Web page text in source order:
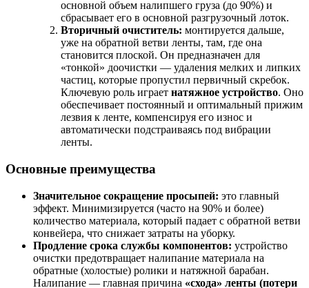
основной объем налипшего груза (до 90%) и
сбрасывает его в основной разгрузочный лоток.
Вторичный очиститель: монтируется дальше,
уже на обратной ветви ленты, там, где она
становится плоской. Он предназначен для
«тонкой» доочистки — удаления мелких и липких
частиц, которые пропустил первичный скребок.
Ключевую роль играет натяжное устройство. Оно
обеспечивает постоянный и оптимальный прижим
лезвия к ленте, компенсируя его износ и
автоматически подстраиваясь под вибрации
ленты.
Основные преимущества
Значительное сокращение просыпей: это главный
эффект. Минимизируется (часто на 90% и более)
количество материала, который падает с обратной ветви
конвейера, что снижает затраты на уборку.
Продление срока службы компонентов: устройство
очистки предотвращает налипание материала на
обратные (холостые) ролики и натяжной барабан.
Налипание — главная причина «схода» ленты (потери